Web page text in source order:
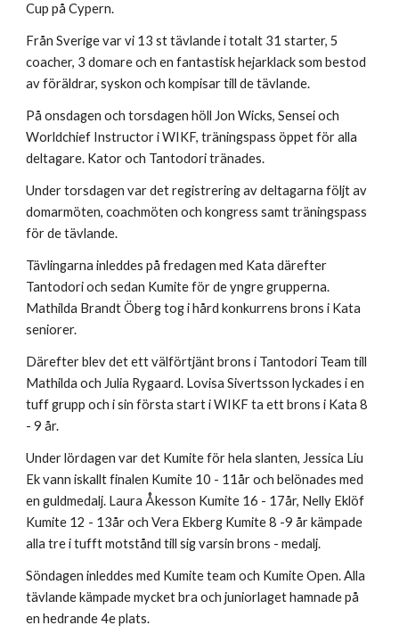
Cup på Cypern.
Från Sverige var vi 13 st tävlande i totalt 31 starter, 5
coacher, 3 domare och en fantastisk hejarklack som bestod
av föräldrar, syskon och kompisar till de tävlande.
På onsdagen och torsdagen höll Jon Wicks, Sensei och
Worldchief Instructor i WIKF, träningspass öppet för alla
deltagare. Kator och Tantodori tränades.
Under torsdagen var det registrering av deltagarna följt av
domarmöten, coachmöten och kongress samt träningspass
för de tävlande.
Tävlingarna inleddes på fredagen med Kata därefter
Tantodori och sedan Kumite för de yngre grupperna.
Mathilda Brandt Öberg tog i hård konkurrens brons i Kata
seniorer.
Därefter blev det ett välförtjänt brons i Tantodori Team till
Mathilda och Julia Rygaard. Lovisa Sivertsson lyckades i en
tuff grupp och i sin första start i WIKF ta ett brons i Kata 8
- 9 år.
Under lördagen var det Kumite för hela slanten, Jessica Liu
Ek vann iskallt finalen Kumite 10 - 11år och belönades med
en guldmedalj. Laura Åkesson Kumite 16 - 17år, Nelly Eklöf
Kumite 12 - 13år och Vera Ekberg Kumite 8 -9 år kämpade
alla tre i tufft motstånd till sig varsin brons - medalj.
Söndagen inleddes med Kumite team och Kumite Open. Alla
tävlande kämpade mycket bra och juniorlaget hamnade på
en hedrande 4e plats.